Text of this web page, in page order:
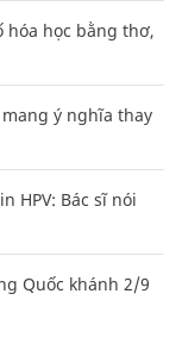
hóa học bằng thơ,
ý nghĩa thay
HPV: Bác sĩ nói
Quốc khánh 2/9